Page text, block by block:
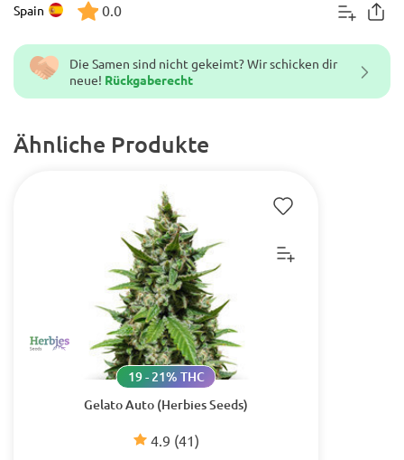
Spain 0.0
Die Samen sind nicht gekeimt? Wir schicken dir
neue! Rückgaberecht
Ähnliche Produkte
Gelato Auto (Herbies Seeds)
4.9 (41)
19 - 21% THC